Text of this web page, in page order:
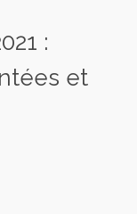
:
et